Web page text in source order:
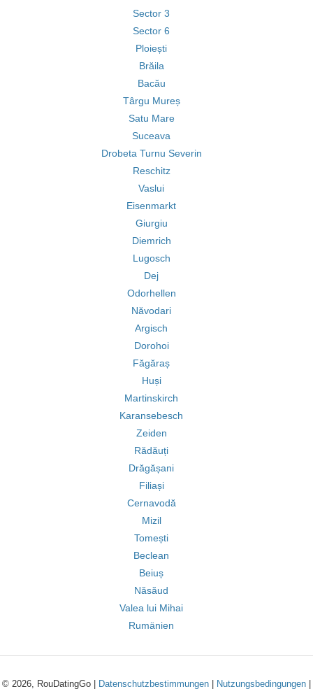
Sector 3
Sector 6
Ploiești
Brăila
Bacău
Târgu Mureș
Satu Mare
Suceava
Drobeta Turnu Severin
Reschitz
Vaslui
Eisenmarkt
Giurgiu
Diemrich
Lugosch
Dej
Odorhellen
Năvodari
Argisch
Dorohoi
Făgăraș
Huși
Martinskirch
Karansebesch
Zeiden
Rădăuți
Drăgășani
Filiași
Cernavodă
Mizil
Tomești
Beclean
Beiuș
Năsăud
Valea lui Mihai
Rumänien
© 2026, RouDatingGo | Datenschutzbestimmungen Nutzungsbedingungen